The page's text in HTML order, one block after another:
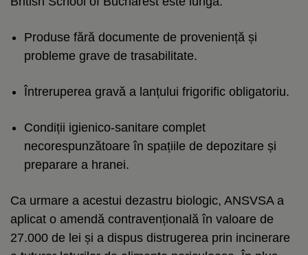
Produse fără documente de proveniență și
probleme grave de trasabilitate.
Întreruperea gravă a lanțului frigorific obligatoriu.
Condiții igienico-sanitare complet
necorespunzătoare în spațiile de depozitare și
preparare a hranei.
Ca urmare a acestui dezastru biologic, ANSVSA a
aplicat o amendă contravențională în valoare de
27.000 de lei și a dispus distrugerea prin incinerare